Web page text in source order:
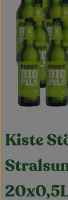
Nützliches
Großküche
Über uns
Für
Kiste